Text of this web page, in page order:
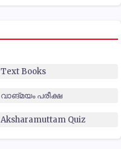
Text Books
വാങ്മയം പരീക്ഷ
Aksharamuttam Quiz